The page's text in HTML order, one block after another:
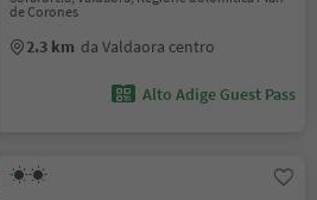
de Corones
2.3 km da Valdaora centro
Alto Adige Guest Pass